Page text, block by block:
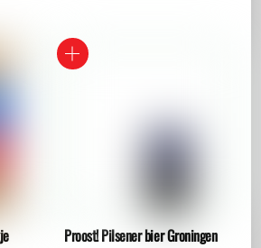
Proost! Pilsener bier Groningen